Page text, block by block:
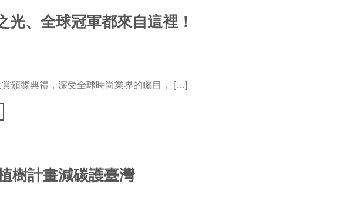
、全球冠軍都來自這裡！
頒獎典禮，深受全球時尚業界的矚目， […]
樹計畫減碳護臺灣